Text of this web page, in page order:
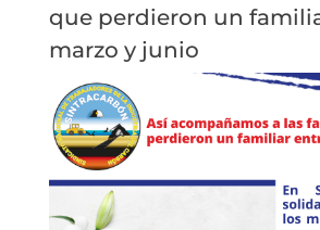
que perdieron un
marzo y junio